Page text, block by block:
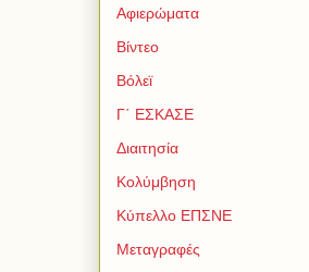
Αφιερώματα
Βίντεο
Βόλεϊ
Γ΄ ΕΣΚΑΣΕ
Διαιτησία
Κολύμβηση
Κύπελλο ΕΠΣΝΕ
Μεταγραφές